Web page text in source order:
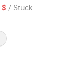
Rib Boot
/ Stück